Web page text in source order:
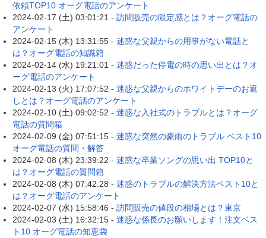
依頼TOP10 オーグ電話のアンケート
2024-02-17 (土) 03:01:21 - 訪問販売の限定感とは？オーグ電話の
アンケート
2024-02-15 (木) 13:31:55 - 迷惑な父親からの用事がない電話と
は？オーグ電話の知識箱
2024-02-14 (水) 19:21:01 - 迷惑だった停電の時の思い出とは？オ
ーグ電話のアンケート
2024-02-13 (火) 17:07:52 - 迷惑な父親からのホワイトデーのお返
しとは？オーグ電話のアンケート
2024-02-10 (土) 09:02:52 - 迷惑な入社式のトラブルとは？オーグ
電話の質問箱
2024-02-09 (金) 07:51:15 - 迷惑な突然の豪雨のトラブル ベスト10
オーグ電話の質問・解答
2024-02-08 (木) 23:39:22 - 迷惑な卒業ソングの思い出 TOP10と
は？オーグ電話の質問箱
2024-02-08 (木) 07:42:28 - 迷惑のトラブルの解決方法ベスト10と
は？オーグ電話のアンケート
2024-02-07 (水) 15:58:46 - 訪問販売の値段の相場とは？東京
2024-02-03 (土) 16:32:15 - 迷惑な係長のお願いします！注文ベス
ト10 オーグ電話の知恵袋